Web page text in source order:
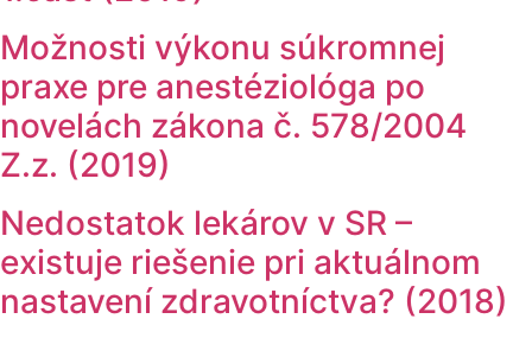
Možnosti výkonu súkromnej
praxe pre anestéziológa po
novelách zákona č. 578/2004
Z.z. (2019)
Nedostatok lekárov v SR –
existuje riešenie pri aktuálnom
nastavení zdravotníctva? (2018)